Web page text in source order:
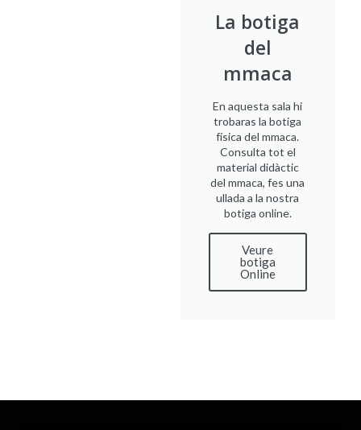
La botiga
del
mmaca
En aquesta sala hi
trobaras la botiga
física del mmaca.
Consulta tot el
material didàctic
del mmaca, fes una
ullada a la nostra
botiga online.
Veure
botiga
Online